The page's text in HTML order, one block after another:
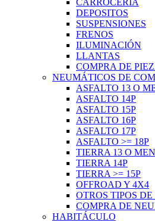
CARROCERÍA
DEPOSITOS
SUSPENSIONES
FRENOS
ILUMINACIÓN
LLANTAS
COMPRA DE
NEUMÁTICOS DE
ASFALTO 13 O
ASFALTO 14P
ASFALTO 15P
ASFALTO 16P
ASFALTO 17P
ASFALTO >= 18P
TIERRA 13 O
TIERRA 14P
TIERRA >= 15P
OFFROAD Y 4X4
OTROS TIPOS
COMPRA DE
HABITÁCULO